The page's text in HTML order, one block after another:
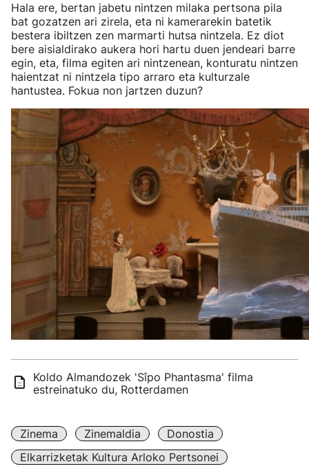
Hala ere, bertan jabetu nintzen milaka pertsona pila
bat gozatzen ari zirela, eta ni kamerarekin batetik
bestera ibiltzen zen marmarti hutsa nintzela. Ez diot
bere aisialdirako aukera hori hartu duen jendeari barre
egin, eta, filma egiten ari nintzenean, konturatu nintzen
haientzat ni nintzela tipo arraro eta kulturzale
hantustea. Fokua non jartzen duzun?
Koldo Almandozek 'Sîpo Phantasma' filma
estreinatuko du, Rotterdamen
Zinema Zinemaldia
Donostia
Elkarrizketak Kultura Arloko Pertsonei